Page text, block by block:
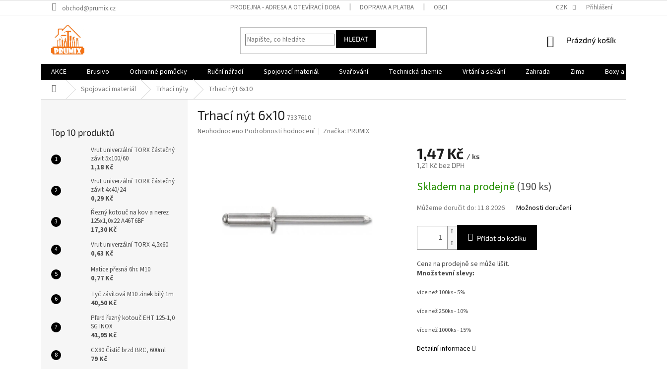
na
obchod@prumix.cz PRODEJNA - ADRESA A OTEVÍRACÍ DOBA DOPRAVA A PLATBA OBCHODNÍ PODMÍNKY PODMÍNKY OCHRANY OSOBNÍCH ÚDAJŮ
CZK Přihlášení
HLEDAT
NÁKUPNÍ
Prázdný košík
AKCE Brusivo Ochranné pomůcky Ruční nářadí Spojovací materiál Svařování Technická chemie Vrtání a sekání Zahrada Zima Boxy a brašny
Domů Spojovací materiál Trhací nýty Trhací nýt 6x10
Top 10 produktů
Vrut univerzální TORX částečný
závit 5x100/60
1,18 Kč
Vrut univerzální TORX částečný
závit 4x40/24
0,29 Kč
Řezný kotouč na kov a nerez
125x1,0x22 A46T6BF
17,30 Kč
Vrut univerzální TORX 4,5x60
0,63 Kč
Matice přesná 6hr. M10
0,77 Kč
Tyč závitová M10 zinek bílý 1m
40,50 Kč
Pferd řezný kotouč EHT 125-1,0
SG INOX
41,95 Kč
CX80 Čistič brzd BRC, 600ml
79 Kč
Trhací nýt 6x10 7337610
Průměrné
Neohodnoceno Podrobnosti hodnocení Značka: PRUMIX
1,47 Kč / ks
1,21 Kč bez DPH
cena:
Skladem na prodejně (190 ks)
Můžeme doručit do: 11.8.2026 Možnosti doručení
Přidat do košíku
Cena na prodejně se může lišit.
Množstevní slevy:
více než 100ks - 5%
více než 250ks - 10%
více než 1000ks - 15%
Detailní informace